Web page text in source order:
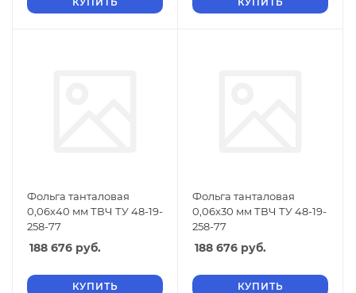
Фольга танталовая
0,06х40 мм ТВЧ ТУ 48-19-
258-77
188 676 руб.
КУПИТЬ
Фольга танталовая
0,06х30 мм ТВЧ ТУ 48-19-
258-77
188 676 руб.
КУПИТЬ